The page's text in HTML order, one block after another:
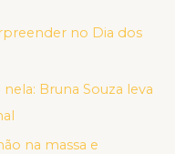
no Dia dos
Bruna Souza leva
na massa e